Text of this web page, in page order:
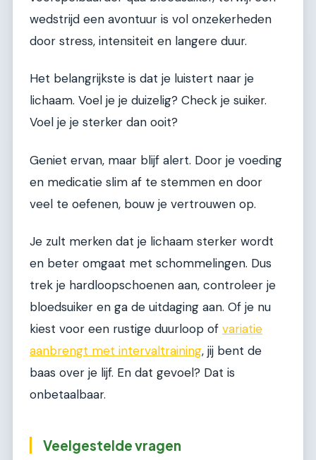
wedstrijd een avontuur is vol onzekerheden
door stress, intensiteit en langere duur.
Het belangrijkste is dat je luistert naar je
lichaam. Voel je je duizelig? Check je suiker.
Voel je je sterker dan ooit?
Geniet ervan, maar blijf alert. Door je voeding
en medicatie slim af te stemmen en door
veel te oefenen, bouw je vertrouwen op.
Je zult merken dat je lichaam sterker wordt
en beter omgaat met schommelingen. Dus
trek je hardloopschoenen aan, controleer je
bloedsuiker en ga de uitdaging aan. Of je nu
kiest voor een rustige duurloop of variatie
aanbrengt met intervaltraining, jij bent de
baas over je lijf. En dat gevoel? Dat is
onbetaalbaar.
Veelgestelde vragen